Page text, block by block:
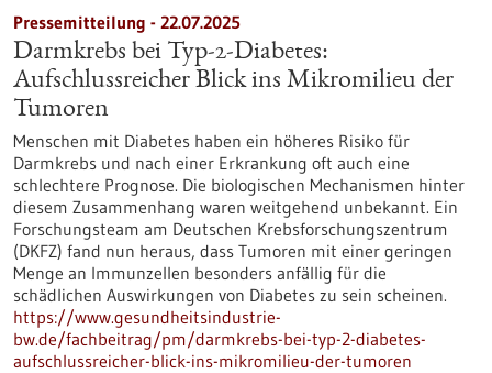
Pressemitteilung - 22.07.2025
Darmkrebs bei Typ-2-Diabetes:
Aufschlussreicher Blick ins Mikromilieu der
Tumoren
Menschen mit Diabetes haben ein höheres Risiko für
Darmkrebs und nach einer Erkrankung oft auch eine
schlechtere Prognose. Die biologischen Mechanismen hinter
diesem Zusammenhang waren weitgehend unbekannt. Ein
Forschungsteam am Deutschen Krebsforschungszentrum
(DKFZ) fand nun heraus, dass Tumoren mit einer geringen
Menge an Immunzellen besonders anfällig für die
schädlichen Auswirkungen von Diabetes zu sein scheinen.
https://www.gesundheitsindustrie-
bw.de/fachbeitrag/pm/darmkrebs-bei-typ-2-diabetes-
aufschlussreicher-blick-ins-mikromilieu-der-tumoren